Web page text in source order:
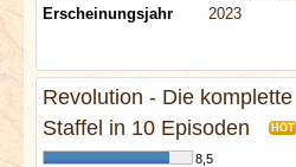
Erscheinungsjahr
2023
Revolution - Die komplette
Staffel in 10 Episoden
HOT
8,5